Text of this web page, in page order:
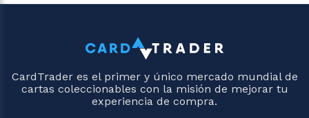
CardTrader es el primer y único mercado mundial de
cartas coleccionables con la misión de mejorar tu
experiencia de compra.